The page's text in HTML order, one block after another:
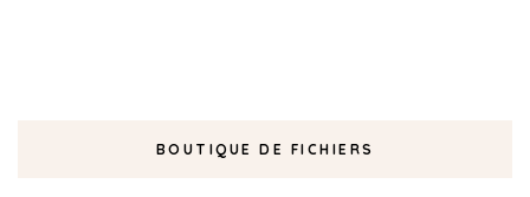
BOUTIQUE DE FICHIERS